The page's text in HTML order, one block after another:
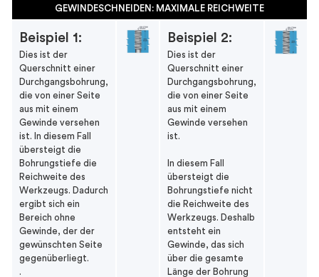
GEWINDESCHNEIDEN: MAXIMALE REICHWEITE
Beispiel 1:
Dies ist der
Querschnitt einer
Durchgangsbohrung,
die von einer Seite
aus mit einem
Gewinde versehen
ist. In diesem Fall
übersteigt die
Bohrungstiefe die
Reichweite des
Werkzeugs. Dadurch
ergibt sich ein
Bereich ohne
Gewinde, der der
gewünschten Seite
gegenüberliegt.
.
Beispiel 2:
Dies ist der
Querschnitt einer
Durchgangsbohrung,
die von einer Seite
aus mit einem
Gewinde versehen
ist.
In diesem Fall
übersteigt die
Bohrungstiefe nicht
die Reichweite des
Werkzeugs. Deshalb
entsteht ein
Gewinde, das sich
über die gesamte
Länge der Bohrung